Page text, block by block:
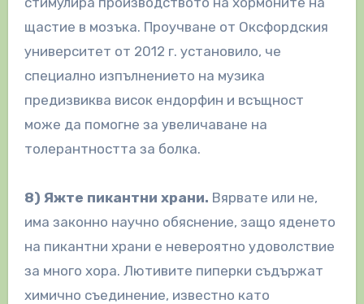
щастие в мозъка. Проучване от Оксфордския
университет от 2012 г. установило, че
специално изпълнението на музика
предизвиква висок ендорфин и всъщност
може да помогне за увеличаване на
толерантността за болка.
8) Яжте пикантни храни. Вярвате или не,
има законно научно обяснение, защо яденето
на пикантни храни е невероятно удоволствие
за много хора. Лютивите пиперки съдържат
химично съединение, известно като